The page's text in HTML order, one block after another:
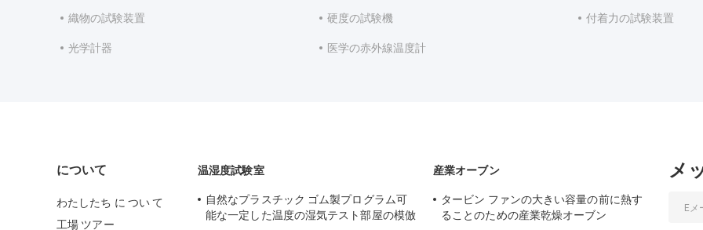
織物の試験装置 硬度の試験機 付着力の試験装置
光学計器 医学の赤外線温度計
について
わたしたち に つい て
工場 ツアー
温湿度試験室
自然なプラスチック ゴム製プログラム可
能な一定した温度の湿気テスト部屋の模倣
産業オーブン
タービン ファンの大きい容量の前に熱す
ることのための産業乾燥オーブン
メ